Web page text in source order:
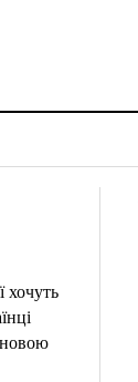
хочуть
новою